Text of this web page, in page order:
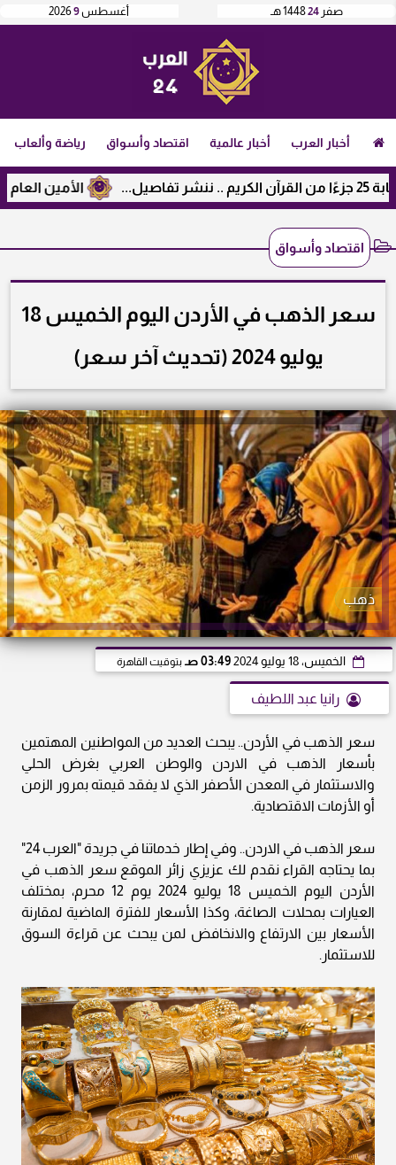
أغسطس9
2026 صفر 241448 هـ
أخبار العرب أخبار عالمية اقتصاد وأسواق رياضة وألعاب
الأمين العام لرابطة
اقتصاد وأسواق
سعر الذهب في الأردن اليوم الخميس 18
يوليو 2024 (تحديث آخر سعر)
ذهب
الخميس، 18 يوليو 2024 03:49 صـ بتوقيت القاهرة
رانيا عبد اللطيف
سعر الذهب في الأردن.. يبحث العديد من المواطنين المهتمين
بأسعار الذهب في الاردن والوطن العربي بغرض الحلي
والاستثمار في المعدن الأصفر الذي لا يفقد قيمته بمرور الزمن
أو الأزمات الاقتصادية.
سعر الذهب في الاردن.. وفي إطار خدماتنا في جريدة "العرب 24"
بما يحتاجه القراء نقدم لك عزيزي زائر الموقع سعر الذهب في
الأردن اليوم الخميس 18 يوليو 2024 يوم 12 محرم، بمختلف
العيارات بمحلات الصاغة، وكذا الأسعار للفترة الماضية لمقارنة
الأسعار بين الارتفاع والانخافض لمن يبحث عن قراءة السوق
للاستثمار.